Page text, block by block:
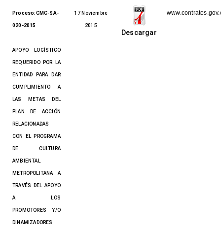
Proceso:CMC-SA-
020-2015
APOYO LOGÍSTICO
REQUERIDO POR LA
ENTIDAD PARA DAR
CUMPLIMIENTO A
LAS METAS DEL
PLAN DE ACCIÓN
RELACIONADAS
CON EL PROGRAMA
DE CULTURA
AMBIENTAL
METROPOLITANA A
TRAVÉS DEL APOYO
A LOS
PROMOTORES Y/O
DINAMIZADORES
17 Noviembre
2015
Descargar